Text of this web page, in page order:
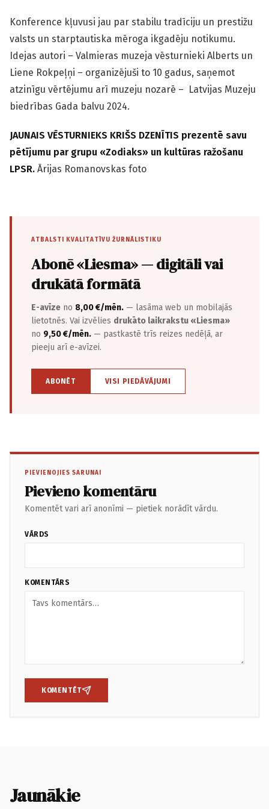
Konference kļuvusi jau par stabilu tradīciju un prestižu
valsts un starptautiska mēroga ikgadēju notikumu.
Idejas autori – Valmieras muzeja vēsturnieki Alberts un
Liene Rokpeļņi – organizējuši to 10 gadus, saņemot
atzinīgu vērtējumu arī muzeju nozarē – Latvijas Muzeju
biedrības Gada balvu 2024.
JAUNAIS VĒSTURNIEKS KRIŠS DZENĪTIS prezentē savu
pētījumu par grupu «Zodiaks» un kultūras ražošanu
LPSR. Ārijas Romanovskas foto
ATBALSTI KVALITATĪVU ŽURNĀLISTIKU
Abonē «Liesma» — digitāli vai
drukātā formātā
E-avīze no 8,00 €/mēn. — lasāma web un mobilajās
lietotnēs. Vai izvēlies drukāto laikrakstu «Liesma»
no 9,50 €/mēn. — pastkastē trīs reizes nedēļā, ar
pieeju arī e-avīzei.
ABONĒT VISI PIEDĀVĀJUMI
PIEVIENOJIES SARUNAI
Pievieno komentāru
Komentēt vari arī anonīmi — pietiek norādīt vārdu.
VĀRDS
KOMENTĀRS
KOMENTĒT
Jaunākie